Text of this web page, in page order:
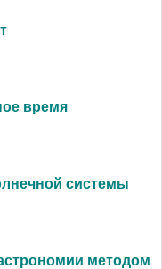
время
системы
методом